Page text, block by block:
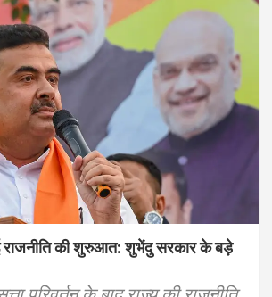
राजनीति की शुरुआत: शुभेंदु सरकार के बड़े